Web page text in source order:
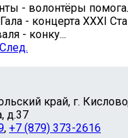
- волонтёры
- концерта XXXI
- конку...
След.
край, г.
д.37
, +7 (879) 373-2616